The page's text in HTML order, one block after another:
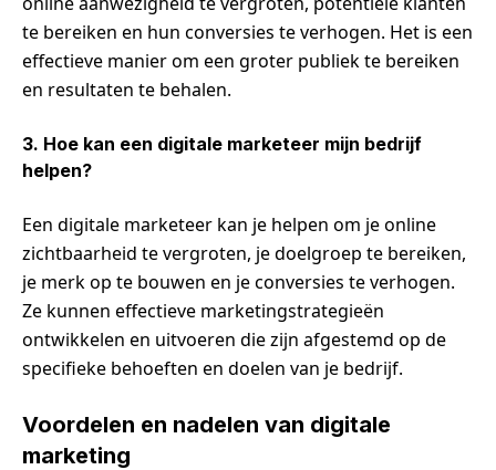
te bereiken en hun conversies te verhogen. Het is een
effectieve manier om een groter publiek te bereiken
en resultaten te behalen.
3. Hoe kan een digitale marketeer mijn bedrijf
helpen?
Een digitale marketeer kan je helpen om je online
zichtbaarheid te vergroten, je doelgroep te bereiken,
je merk op te bouwen en je conversies te verhogen.
Ze kunnen effectieve marketingstrategieën
ontwikkelen en uitvoeren die zijn afgestemd op de
specifieke behoeften en doelen van je bedrijf.
Voordelen en nadelen van digitale
marketing